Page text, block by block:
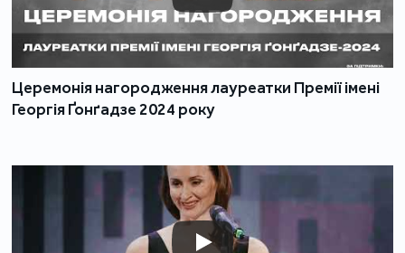
Церемонія нагородження лауреатки Премії імені
Георгія Ґонґадзе 2024 року